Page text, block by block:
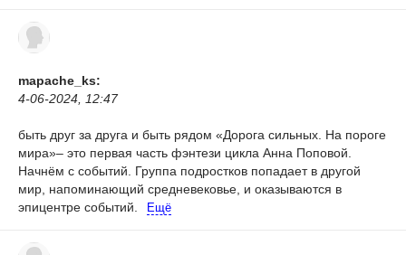
mapache_ks:
4-06-2024, 12:47
быть друг за друга и быть рядом «Дорога сильных. На пороге
мира»– это первая часть фэнтези цикла Анна Поповой.
Начнём с событий. Группа подростков попадает в другой
мир, напоминающий средневековье, и оказываются в
эпицентре событий.
Ещё